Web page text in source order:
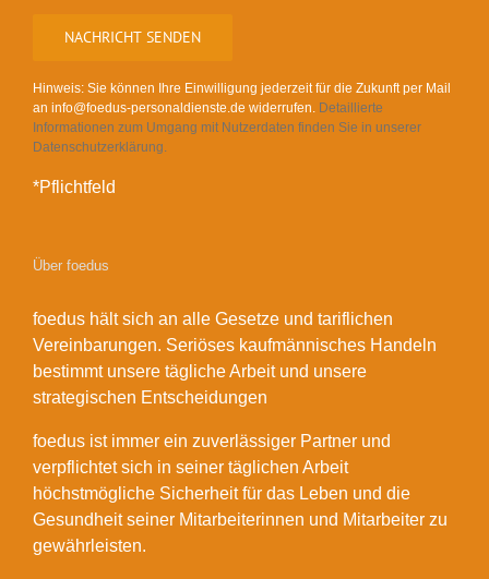
Hinweis: Sie können Ihre Einwilligung jederzeit für die Zukunft per Mail
an info@foedus-personaldienste.de widerrufen. Detaillierte
Informationen zum Umgang mit Nutzerdaten finden Sie in unserer
Datenschutzerklärung.
*Pflichtfeld
Über foedus
foedus hält sich an alle Gesetze und tariflichen
Vereinbarungen. Seriöses kaufmännisches Handeln
bestimmt unsere tägliche Arbeit und unsere
strategischen Entscheidungen
foedus ist immer ein zuverlässiger Partner und
verpflichtet sich in seiner täglichen Arbeit
höchstmögliche Sicherheit für das Leben und die
Gesundheit seiner Mitarbeiterinnen und Mitarbeiter zu
gewährleisten.